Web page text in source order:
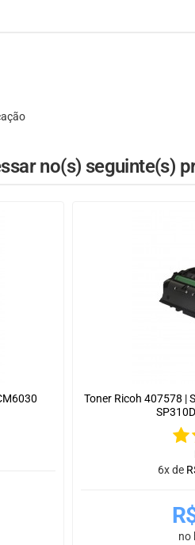
no(s) seguinte(s)
Toner Ricoh 407578 |
6x de
no